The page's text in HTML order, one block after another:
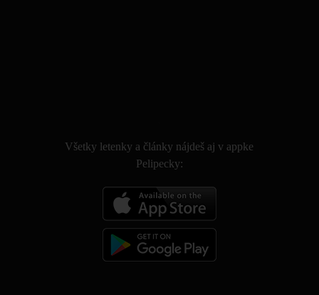
Všetky letenky a články nájdeš aj v appke
Pelipecky: